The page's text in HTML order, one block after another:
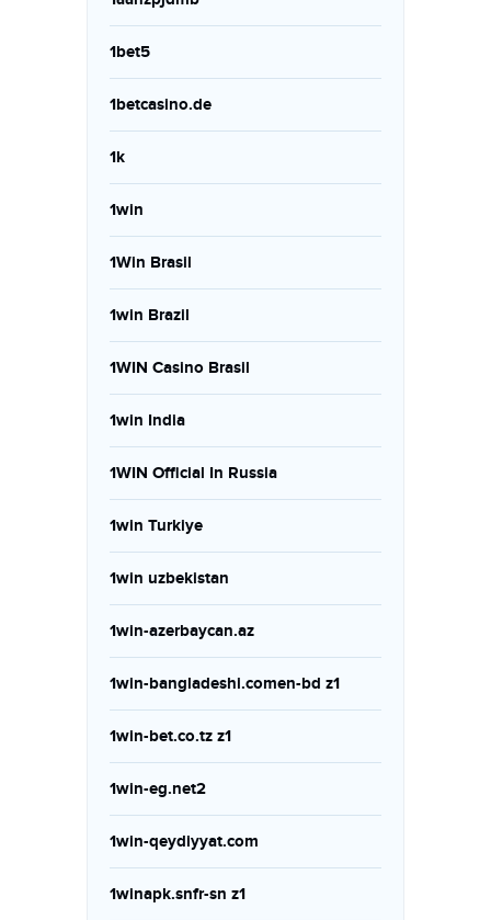
1bet5
1betcasino.de
1k
1win
1Win Brasil
1win Brazil
1WIN Casino Brasil
1win India
1WIN Official In Russia
1win Turkiye
1win uzbekistan
1win-azerbaycan.az
1win-bangladeshi.comen-bd z1
1win-bet.co.tz z1
1win-eg.net2
1win-qeydiyyat.com
1winapk.snfr-sn z1